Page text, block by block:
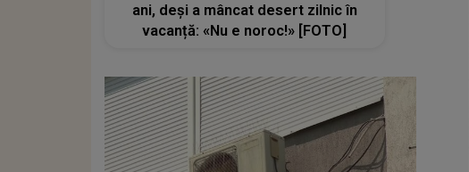
ani, deși a mâncat desert zilnic în
vacanță: «Nu e noroc!» [FOTO]